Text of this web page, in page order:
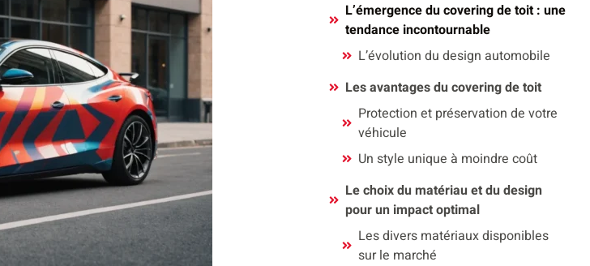
L’émergence du covering de toit : une
tendance incontournable
L’évolution du design automobile
Les avantages du covering de toit
Protection et préservation de votre
véhicule
Un style unique à moindre coût
Le choix du matériau et du design
pour un impact optimal
Les divers matériaux disponibles
sur le marché